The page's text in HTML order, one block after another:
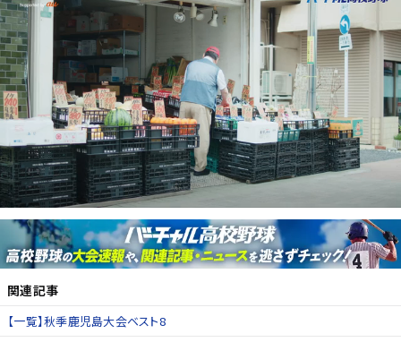
関連記事
【一覧】秋季鹿児島大会ベスト8